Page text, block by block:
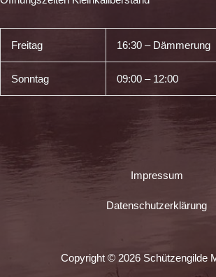
Freitag 16:30 – Dämmerung
Sonntag 09:00 – 12:00
Impressum
Datenschutzerklärung
Copyright © 2026 Schützengilde